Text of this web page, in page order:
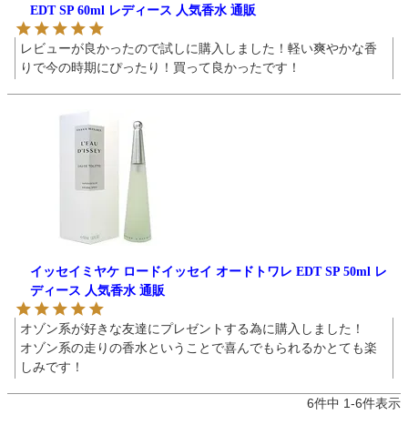
EDT SP 60ml レディース 人気香水 通販
レビューが良かったので試しに購入しました！軽い爽やかな香
りで今の時期にぴったり！買って良かったです！
イッセイミヤケ ロードイッセイ オードトワレ EDT SP 50ml レ
ディース 人気香水 通販
オゾン系が好きな友達にプレゼントする為に購入しました！
オゾン系の走りの香水ということで喜んでもられるかとても楽
しみです！
6件中 1-6件表示